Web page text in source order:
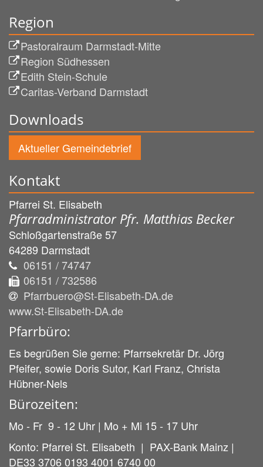
Region
Pastoralraum Darmstadt-Mitte
Region Südhessen
Edith Stein-Schule
Caritas-Verband Darmstadt
Downloads
Aktueller Gemeindebrief
Kontakt
Pfarrei St. Elisabeth
Pfarradministrator Pfr. Matthias Becker
Schloßgartenstraße 57
64289 Darmstadt
06151 / 74747
06151 / 732586
Pfarrbuero@St-Elisabeth-DA.de
www.St-Elisabeth-DA.de
Pfarrbüro:
Es begrüßen Sie gerne: Pfarrsekretär Dr. Jörg
Pfeifer, sowie Doris Sutor, Karl Franz, Christa
Hübner-Nels
Bürozeiten:
Mo - Fr 9 - 12 Uhr | Mo + Mi 15 - 17 Uhr
Konto: Pfarrei St. Elisabeth | PAX-Bank Mainz |
DE33 3706 0193 4001 6740 00